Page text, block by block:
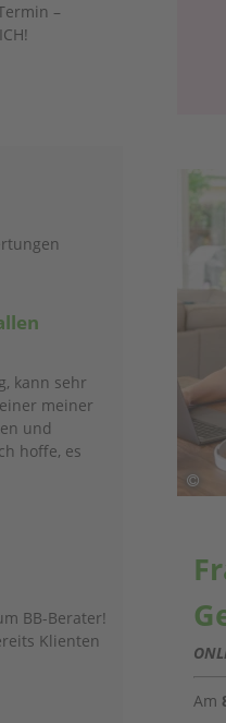
Am
–
kann sehr
meiner
und
hoffe, es
BB-Berater!
Klienten